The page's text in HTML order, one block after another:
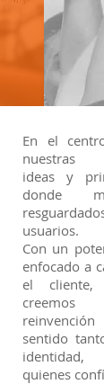
En el
nuestras
ideas y
donde
usuarios.
Con un
enfocado a
el
sentido
quienes